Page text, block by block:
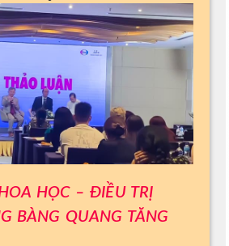
HỌC – ĐIỀU TRỊ
BÀNG QUANG TĂNG